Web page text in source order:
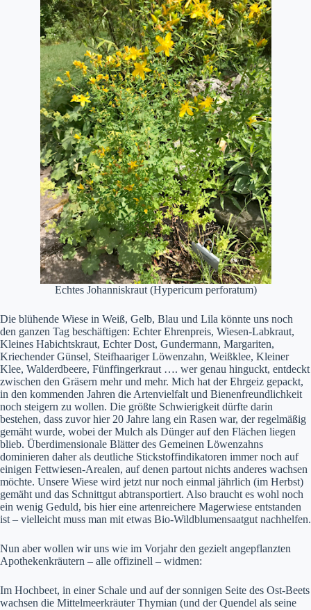
Echtes Johanniskraut (Hypericum perforatum)
Die blühende Wiese in Weiß, Gelb, Blau und Lila könnte uns noch
den ganzen Tag beschäftigen: Echter Ehrenpreis, Wiesen-Labkraut,
Kleines Habichtskraut, Echter Dost, Gundermann, Margariten,
Kriechender Günsel, Steifhaariger Löwenzahn, Weißklee, Kleiner
Klee, Walderdbeere, Fünffingerkraut …. wer genau hinguckt, entdeckt
zwischen den Gräsern mehr und mehr. Mich hat der Ehrgeiz gepackt,
in den kommenden Jahren die Artenvielfalt und Bienenfreundlichkeit
noch steigern zu wollen. Die größte Schwierigkeit dürfte darin
bestehen, dass zuvor hier 20 Jahre lang ein Rasen war, der regelmäßig
gemäht wurde, wobei der Mulch als Dünger auf den Flächen liegen
blieb. Überdimensionale Blätter des Gemeinen Löwenzahns
dominieren daher als deutliche Stickstoffindikatoren immer noch auf
einigen Fettwiesen-Arealen, auf denen partout nichts anderes wachsen
möchte. Unsere Wiese wird jetzt nur noch einmal jährlich (im Herbst)
gemäht und das Schnittgut abtransportiert. Also braucht es wohl noch
ein wenig Geduld, bis hier eine artenreichere Magerwiese entstanden
ist – vielleicht muss man mit etwas Bio-Wildblumensaatgut nachhelfen.
Nun aber wollen wir uns wie im Vorjahr den gezielt angepflanzten
Apothekenkräutern – alle offizinell – widmen:
Im Hochbeet, in einer Schale und auf der sonnigen Seite des Ost-Beets
wachsen die Mittelmeerkräuter Thymian (und der Quendel als seine